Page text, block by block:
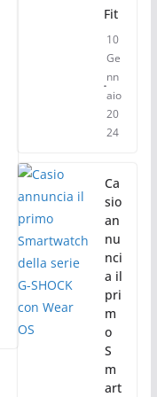
Fit
10
Ge
nn
aio
20
24
Ca
sio
an
nu
nci
a il
pri
m
o
S
m
art